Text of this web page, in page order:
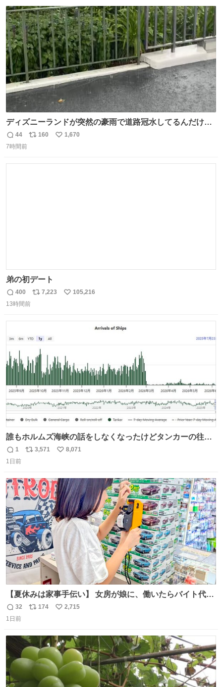
ト
数
数
ディズニーランドが突然の豪雨で道路冠水してるんだけど
☔️ この雨で今年初のミッションクールダウン中止。幾ら何
でもやばすぎだろ...
返
信
44
リ
160
い
1,670
7時間前
弟の初デート
返
信
400
リ
数
7,223
い
105,216
13時間前
誰もホルムズ海峡の話をしなくなったけどタンカーの往来
は消滅したままですねと
返
信
1
リ
ト
数
3,571
い
数
8,071
1日前
【夏休みは家事手伝い】 女房が娘に、働いたらバイト代も
らえば？と言ったら、娘は、いらない、と言って黙々と働
いてくれました。 あとでソフトクリーム買ってやろうと思
返
信
32
リ
ト
数
174
い
数
2,715
1日前